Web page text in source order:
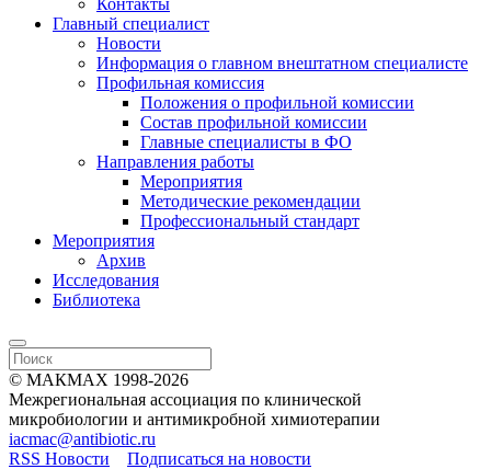
Главный специалист
Новости
Информация о главном внештатном специалисте
Профильная комиссия
Положения о профильной комиссии
Состав профильной комиссии
Главные специалисты в ФО
Направления работы
Мероприятия
Методические рекомендации
Профессиональный стандарт
Мероприятия
Архив
Исследования
Библиотека
© МАКМАХ 1998-2026
Межрегиональная ассоциация по клинической
микробиологии и антимикробной химиотерапии
iacmac@antibiotic.ru
RSS Новости
Подписаться на новости